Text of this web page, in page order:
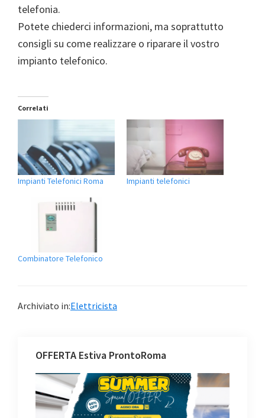
telefonia.
Potete chiederci informazioni, ma soprattutto
consigli su come realizzare o riparare il vostro
impianto telefonico.
Correlati
Impianti Telefonici Roma Impianti telefonici
Combinatore Telefonico
Archiviato in:Elettricista
OFFERTA Estiva ProntoRoma